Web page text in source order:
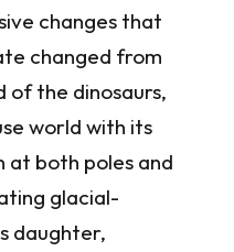
changes that
changed from
of the dinosaurs,
world with its
both poles and
glacial-
daughter,